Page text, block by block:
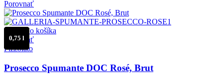
Porovnať
Pridať do košíka
Porovnať
Pizzolato
Prosecco Spumante DOC Rosé, Brut
0,75 l